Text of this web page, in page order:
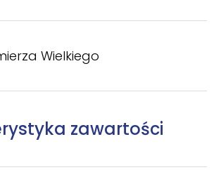
Wielkiego
zawartości